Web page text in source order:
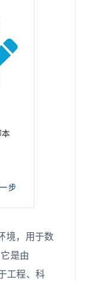
境，用于数
是由
工程、科